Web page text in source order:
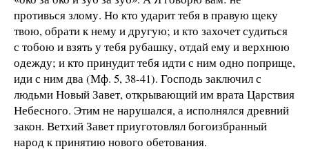
противься злому. Но кто ударит тебя в правую щеку
твою, обрати к нему и другую; и кто захочет судиться
с тобою и взять у тебя рубашку, отдай ему и верхнюю
одежду; и кто принудит тебя идти с ним одно поприще,
иди с ним два (Мф. 5, 38-41). Господь заключил с
людьми Новый Завет, открывающий им врата Царствия
Небесного. Этим не нарушался, а исполнялся древний
закон. Ветхий Завет приуготовлял богоизбранный
народ к принятию нового обетования.